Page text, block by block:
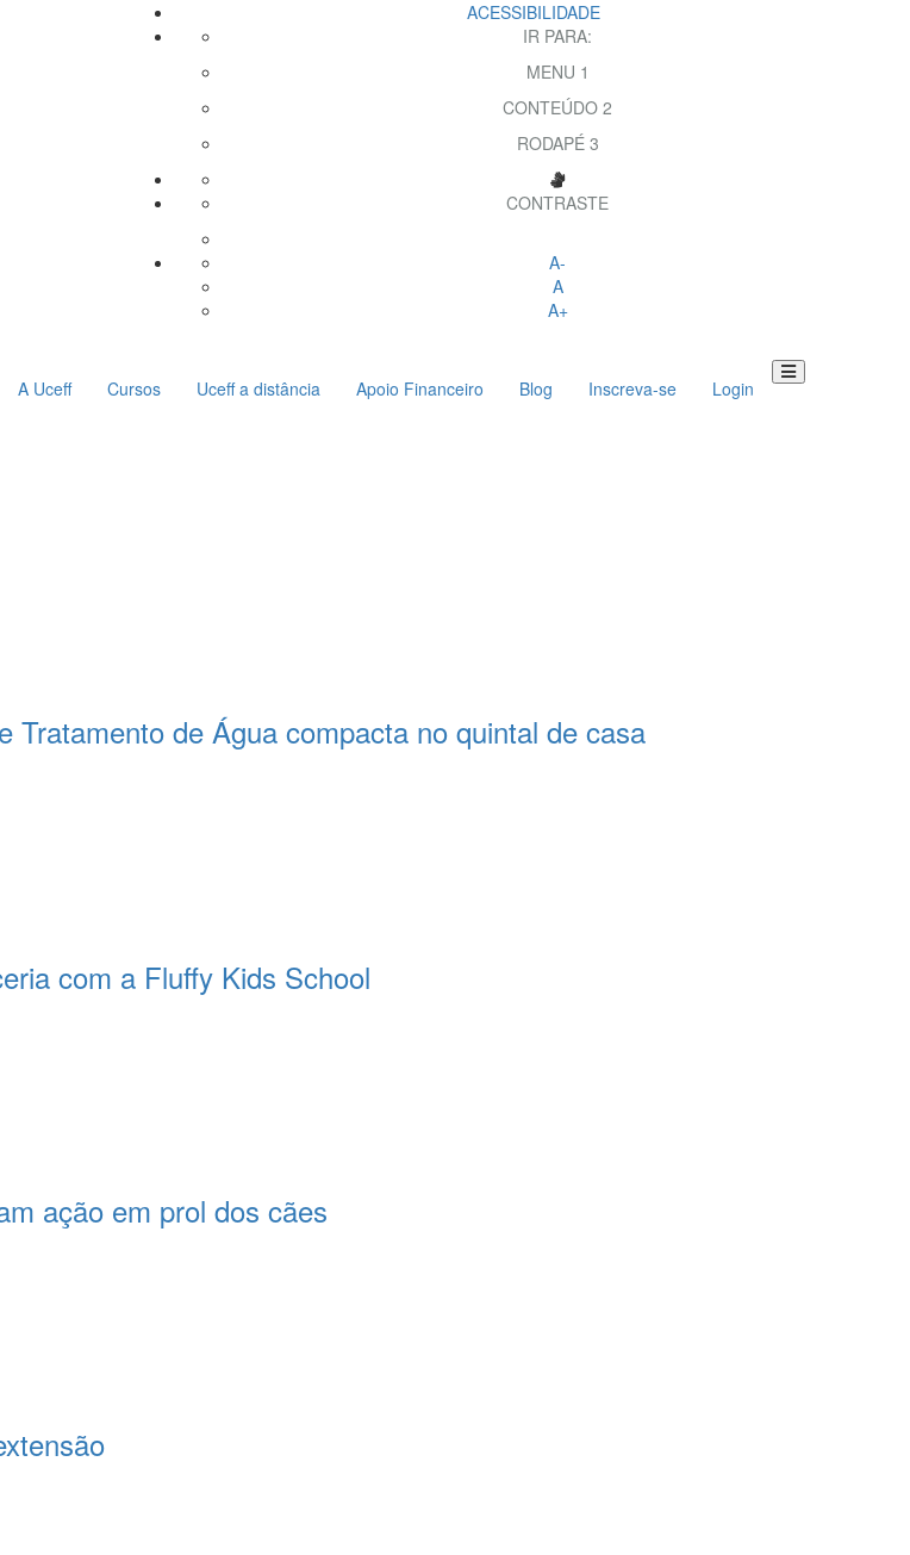
ACESSIBILIDADE
IR PARA:
MENU 1
CONTEÚDO 2
RODAPÉ 3
CONTRASTE
A-
A
A+
A Uceff
Cursos Uceff a distância Apoio Financeiro Blog Inscreva-se Login
Toggle
de Água compacta no quintal de casa
com a Fluffy Kids School
ação em prol dos cães